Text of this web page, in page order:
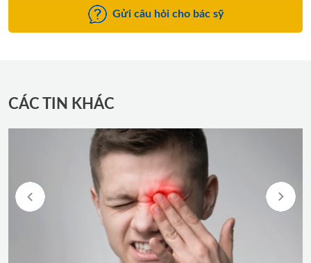
Gửi câu hỏi cho bác sỹ
CÁC TIN KHÁC